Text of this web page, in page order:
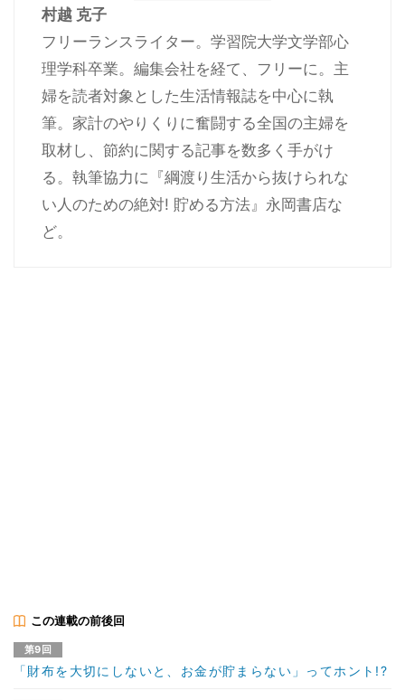
村越 克子
フリーランスライター。学習院大学文学部心
理学科卒業。編集会社を経て、フリーに。主
婦を読者対象とした生活情報誌を中心に執
筆。家計のやりくりに奮闘する全国の主婦を
取材し、節約に関する記事を数多く手がけ
る。執筆協力に『綱渡り生活から抜けられな
い人のための絶対! 貯める方法』永岡書店な
ど。
この連載の前後回
第9回
「財布を大切にしないと、お金が貯まらない」ってホント!?